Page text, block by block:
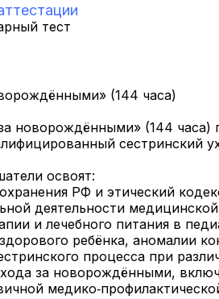
тест
(144 часа)
новорождёнными» (144 часа)
сестринский
освоят:
РФ и этический
деятельности
и лечебного питания в
ребёнка, аномалии
процесса при
за новорождёнными,